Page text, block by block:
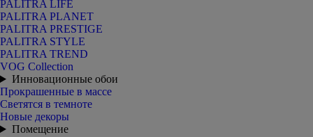
PALITRA LIFE
PALITRA PLANET
PALITRA PRESTIGE
PALITRA STYLE
PALITRA TREND
VOG Collection
Инновационные обои
Прокрашенные в массе
Светятся в темноте
Новые декоры
Помещение